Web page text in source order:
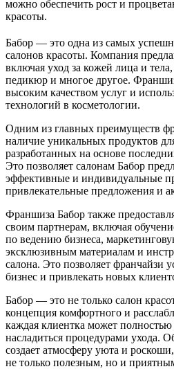
можно обеспечить рост и
красоты.
Бабор — это одна из самых
салонов красоты. Компания
включая уход за кожей лица и
педикюр и многое другое.
высоким качеством услуг и
технологий в косметологии.
Одним из главных преимуществ
наличие уникальных продуктов
разработанных на основе
Это позволяет салонам Бабор
эффективные и индивидуальные
привлекательные предложения и
Франшиза Бабор также
своим партнерам, включая
по ведению бизнеса,
эксклюзивным материалам и
салона. Это позволяет франчайзи
бизнес и привлекать новых
Бабор — это не только салон
концепция комфортного и
каждая клиентка может полностью
насладиться процедурами ухода.
создает атмосферу уюта и
не только полезным, но и